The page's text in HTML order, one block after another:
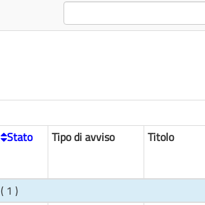
Stato Tipo di avviso Titolo
( 1 )